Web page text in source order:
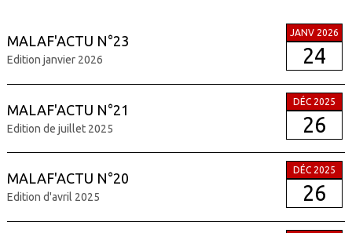
MALAF'ACTU N°23
Edition janvier 2026
JANV 2026
24
MALAF'ACTU N°21
Edition de juillet 2025
DÉC 2025
26
MALAF'ACTU N°20
Edition d'avril 2025
DÉC 2025
26